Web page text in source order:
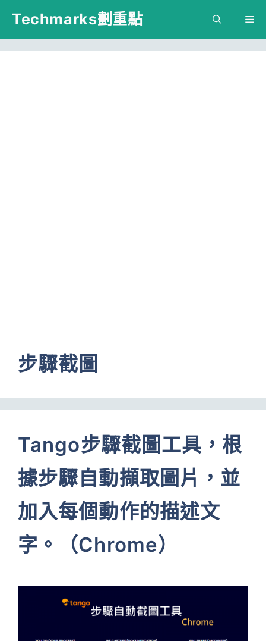
跳
主
Techmarks劃重點
步驟截圖
Tango步驟截圖工具，根
據步驟自動擷取圖片，並
加入每個動作的描述文
字。（Chrome）